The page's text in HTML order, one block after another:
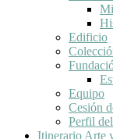
Edificio
Equipo
Cesión
Perfil
Itinerario Arte